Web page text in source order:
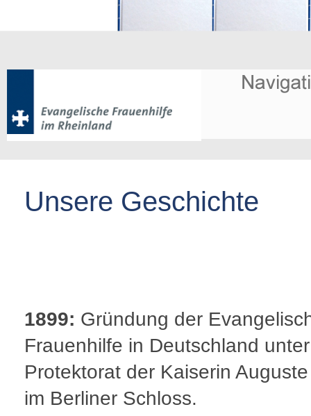
Unsere Geschichte
1899: Gründung der
Frauenhilfe in Deutschland
Protektorat der Kaiserin
im Berliner Schloss.